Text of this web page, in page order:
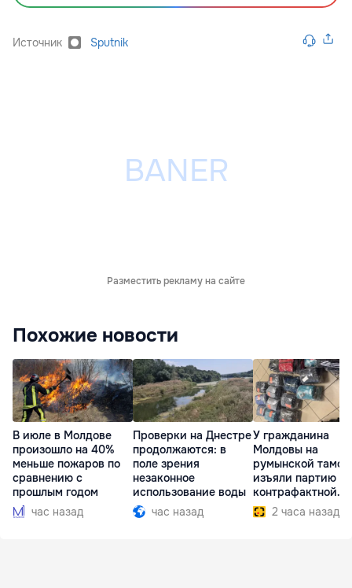
Источник Sputnik
Разместить рекламу на сайте
Похожие новости
В июле в Молдове
произошло на 40%
меньше пожаров по
сравнению с
прошлым годом
час назад
Проверки на Днестре
продолжаются: в
поле зрения
незаконное
использование воды
час назад
У гражданина
Молдовы на
румынской
изъяли партию
контрафактной
одежды
2 часа назад